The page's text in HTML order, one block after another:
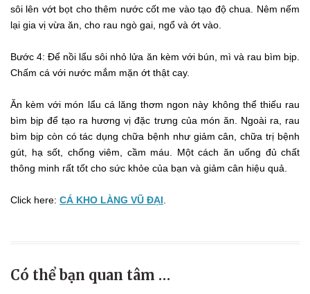
sôi lên vớt bọt cho thêm nước cốt me vào tạo độ chua. Nêm nếm
lại gia vị vừa ăn, cho rau ngò gai, ngổ và ớt vào.
Bước 4: Để nồi lẩu sôi nhỏ lửa ăn kèm với bún, mì và rau bìm bịp.
Chấm cá với nước mắm mặn ớt thật cay.
Ăn kèm với món lẩu cá lăng thơm ngon này không thể thiếu rau
bìm bịp để tạo ra hương vị đặc trưng của món ăn. Ngoài ra, rau
bìm bịp còn có tác dụng chữa bệnh như giảm cân, chữa trị bệnh
gút, hạ sốt, chống viêm, cầm máu. Một cách ăn uống đủ chất
thông minh rất tốt cho sức khỏe của bạn và giảm cân hiệu quả.
Click here: CÁ KHO LÀNG VŨ ĐẠI.
Có thể bạn quan tâm …